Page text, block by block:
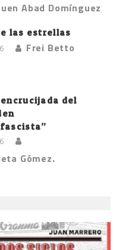
Abad Domínguez
las estrellas
Frei Betto
encrucijada del
Gómez.